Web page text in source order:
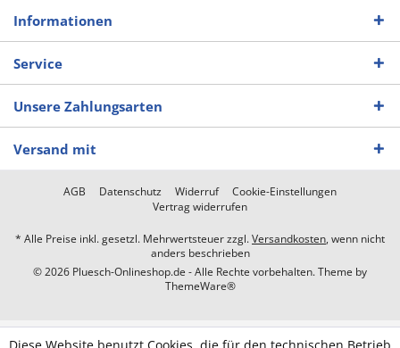
Informationen
Service
Unsere Zahlungsarten
Versand mit
AGB Datenschutz Widerruf
Cookie-Einstellungen
Vertrag widerrufen
* Alle Preise inkl. gesetzl. Mehrwertsteuer zzgl.Versandkosten, wenn nicht
anders beschrieben
© 2026 Pluesch-Onlineshop.de - Alle Rechte vorbehalten. Theme by
ThemeWare®